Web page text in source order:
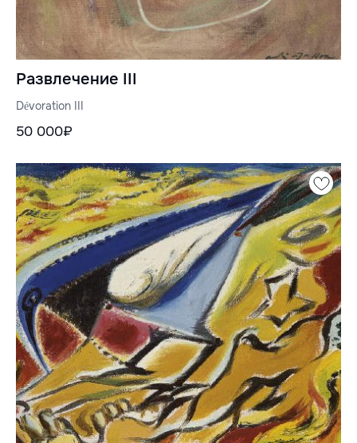
Развлечение III
Dévoration III
50 000₽